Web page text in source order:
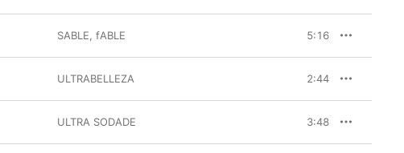
SABLE, fABLE 5:16
ULTRABELLEZA 2:44
ULTRA SODADE 3:48